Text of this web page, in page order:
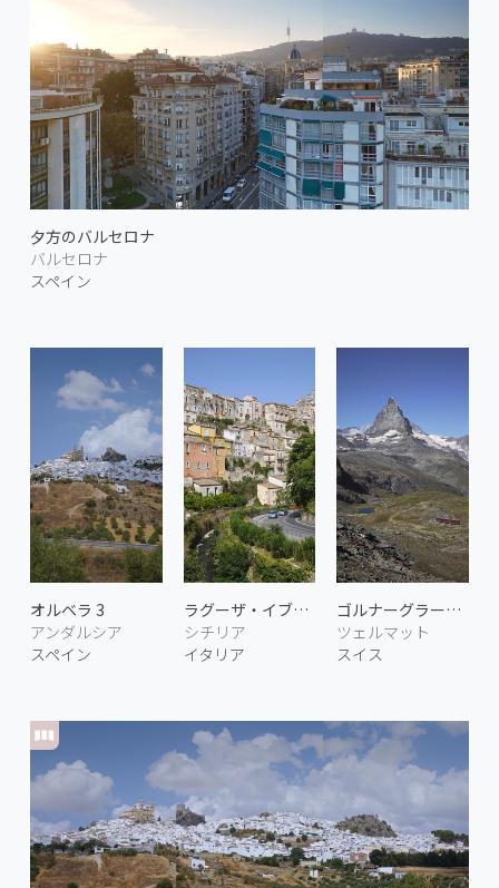
夕方のバルセロナ
バルセロナ
スペイン
オルベラ 3
アンダルシア
スペイン
ラグーザ・イブラの街並み
シチリア
イタリア
ゴルナーグラート鉄道 4
ツェルマット
スイス